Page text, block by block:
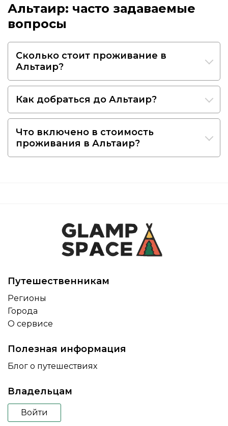
Альтаир: часто задаваемые
вопросы
Сколько стоит проживание в
Альтаир?
Как добраться до Альтаир?
Что включено в стоимость
проживания в Альтаир?
Путешественникам
Регионы
Города
О сервисе
Полезная информация
Блог о путешествиях
Владельцам
Войти